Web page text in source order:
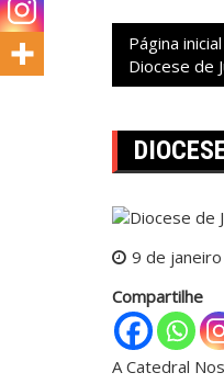
Página inicial
Diocese de
9 de
Compartilhe
A Catedral